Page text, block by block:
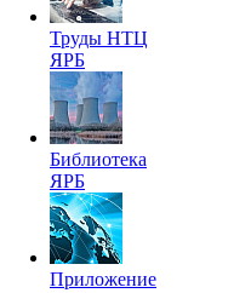
Труды НТЦ
ЯРБ
Библиотека
ЯРБ
Приложение